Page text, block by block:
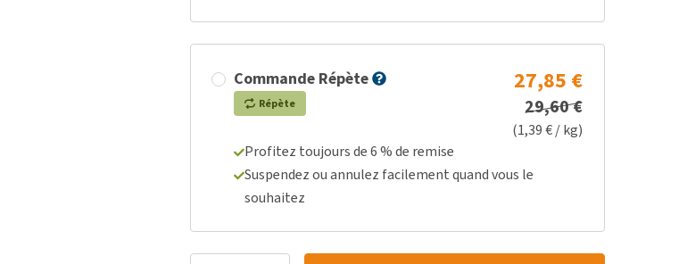
Commande Répète
Répète
27,85 €
29,60 €
(1,39 € / kg)
Profitez toujours de 6 % de remise
Suspendez ou annulez facilement quand vous le
souhaitez